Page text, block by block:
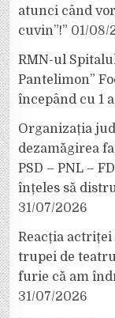
atunci când
cuvin”!” 01/08/
RMN-ul
Pantelimon”
începând cu 1
Organizația
dezamăgirea
PSD – PNL –
înțeles să
31/07/2026
Reacția
trupei de
furie că am
31/07/2026